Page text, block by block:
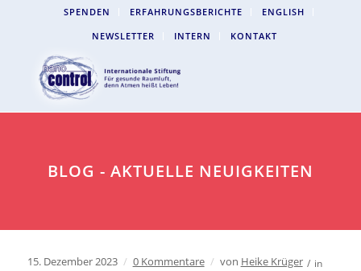
SPENDEN ERFAHRUNGSBERICHTE
ENGLISH
NEWSLETTER
INTERN KONTAKT
BLOG - AKTUELLE NEUIGKEITEN
15. Dezember 2023 / 0 Kommentare / von Heike Krüger / in